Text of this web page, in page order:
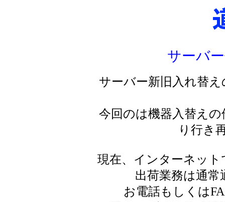
サーバ
サーバー新旧入れ替
今回のは機器入替え
り行き
現在、インターネッ
出荷業務は通
お電話もしくは